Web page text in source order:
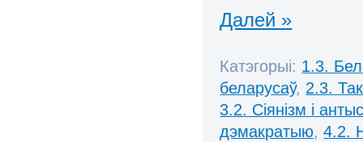
Далей »
Катэгорыі: 1.3.
беларусаў, 2.3.
3.2. Сіянізм і
дэмакратыю,4.2.